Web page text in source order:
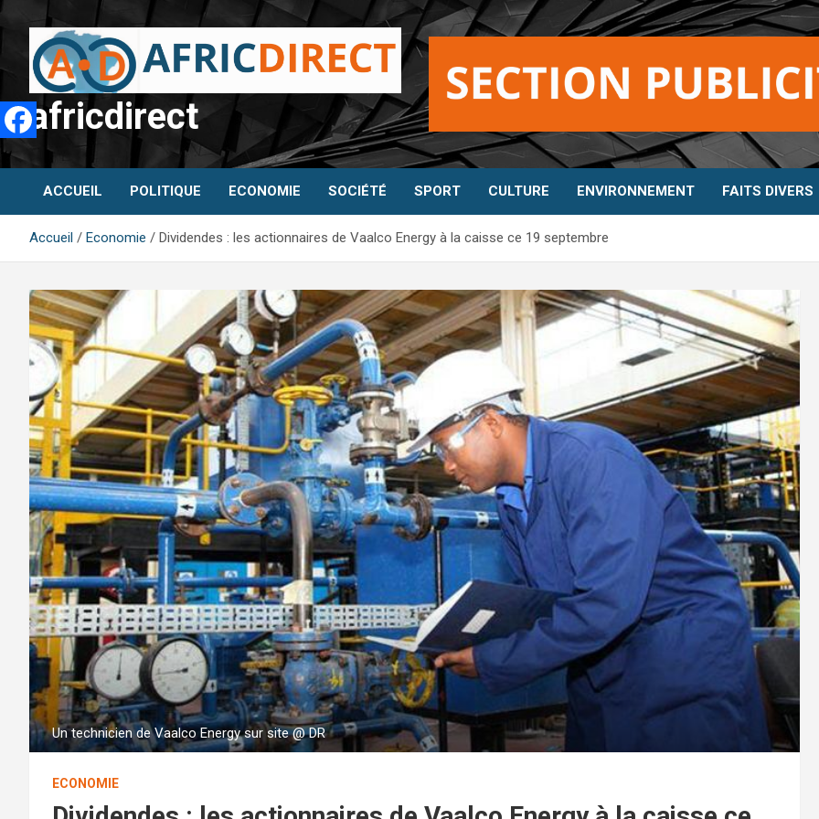
Aller
contenu
africdirect
ACCUEIL POLITIQUE ECONOMIE SOCIÉTÉ SPORT CULTURE ENVIRONNEMENT FAITS DIVERS
Accueil Economie Dividendes : les actionnaires de Vaalco Energy à la caisse ce 19 septembre
Un technicien de Vaalco Energy sur site @ DR
ECONOMIE